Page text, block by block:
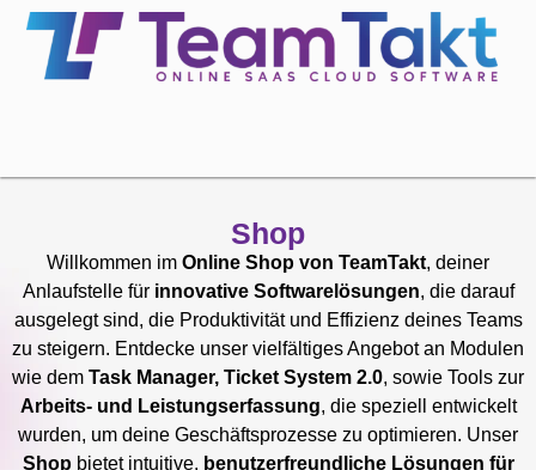
Shop
Willkommen im Online Shop von TeamTakt, deiner
Anlaufstelle für innovative Softwarelösungen, die darauf
ausgelegt sind, die Produktivität und Effizienz deines Teams
zu steigern. Entdecke unser vielfältiges Angebot an Modulen
wie dem Task Manager, Ticket System 2.0, sowie Tools zur
Arbeits- und Leistungserfassung, die speziell entwickelt
wurden, um deine Geschäftsprozesse zu optimieren. Unser
Shopbietet intuitive, benutzerfreundliche Lösungen für